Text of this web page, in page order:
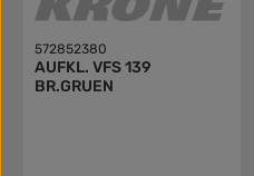
572852380
AUFKL. VFS 139
BR.GRUEN